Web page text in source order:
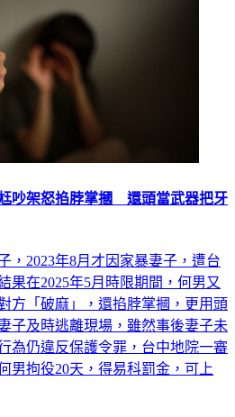
吵架怒掐脖掌摑 還頭當武器把牙
，2023年8月才因家暴妻子，遭台
果在2025年5月時限期間，何男又
方「破麻」，還掐脖掌摑，更用頭
子及時逃離現場，雖然事後妻子未
為仍違反保護令罪，台中地院一審
男拘役20天，得易科罰金，可上